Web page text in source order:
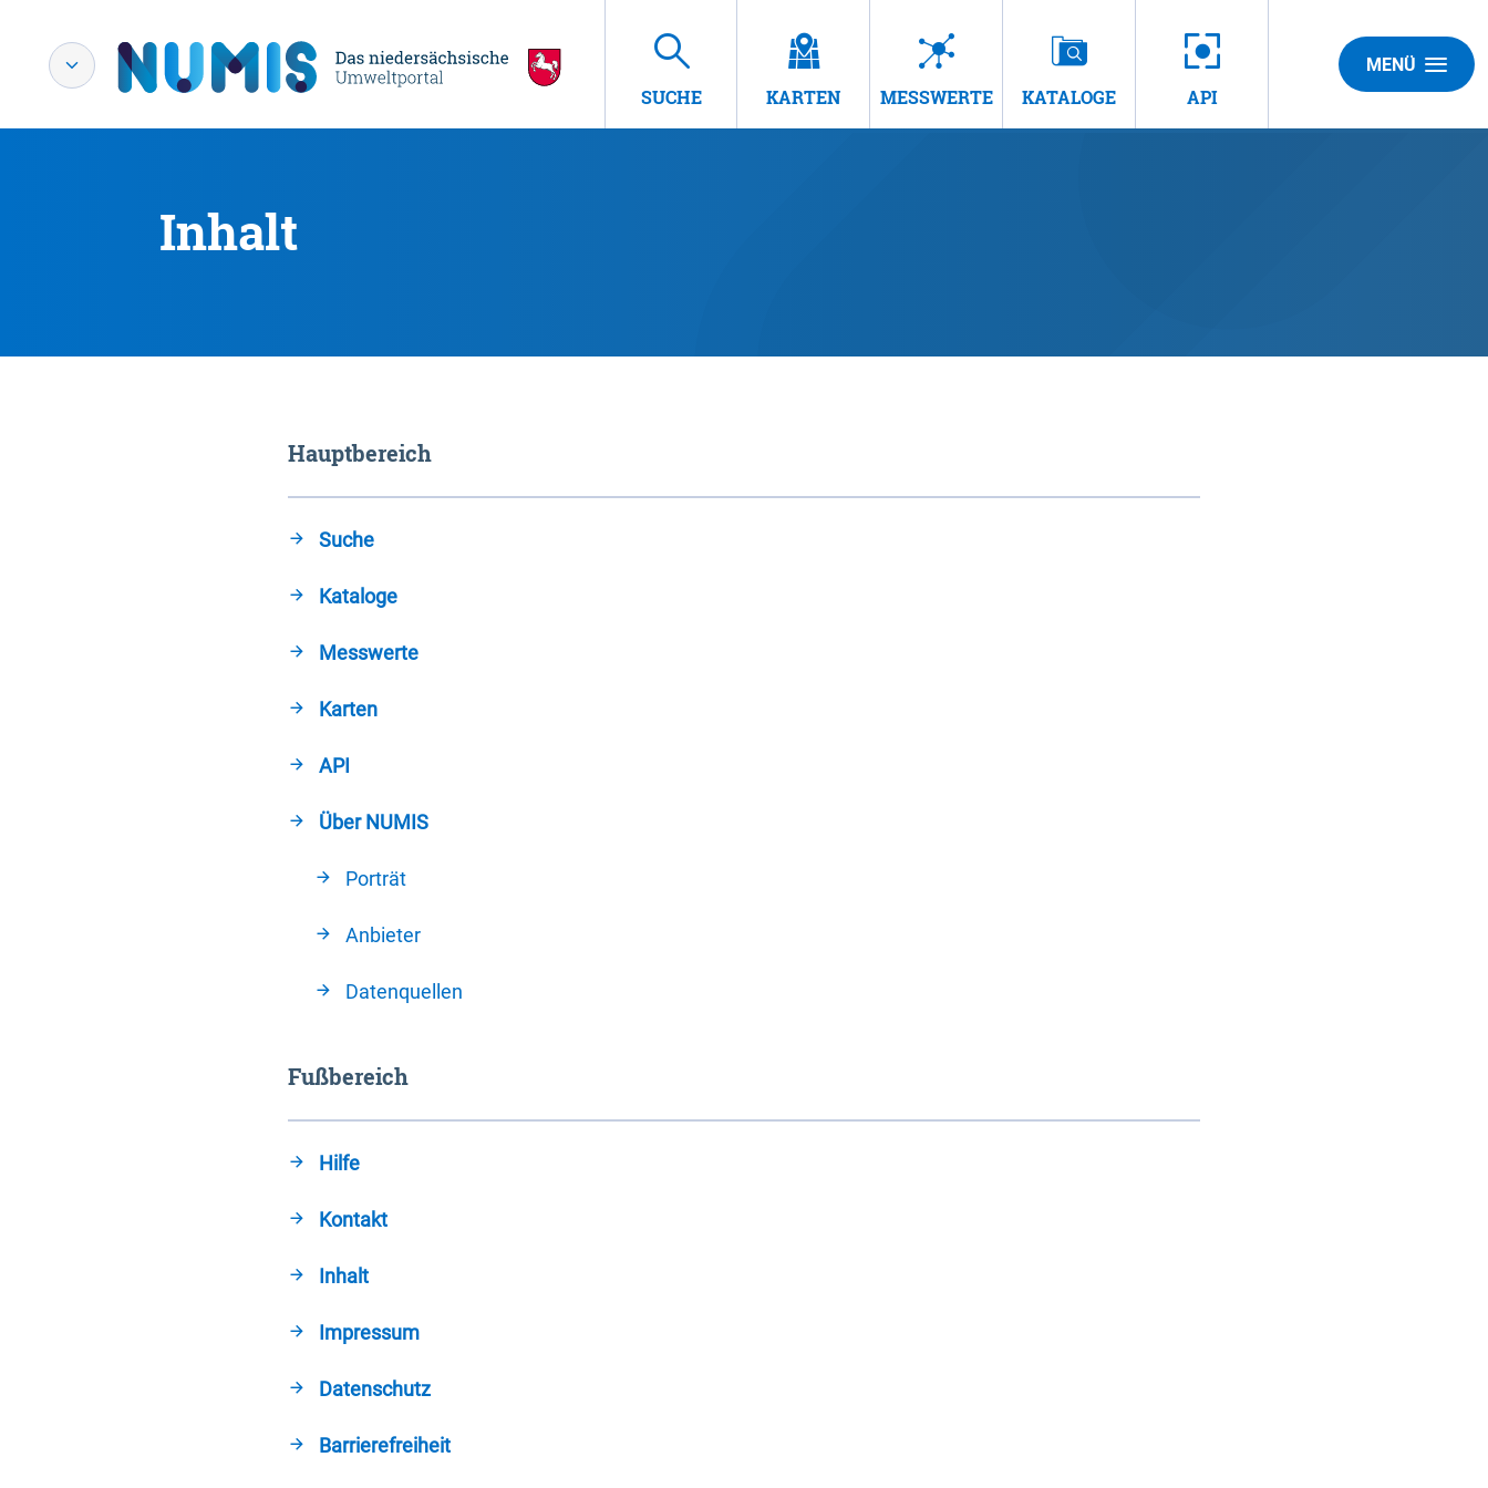
SUCHE KARTEN MESSWERTE KATALOGE API
MENÜ
Inhalt
Hauptbereich
Suche
Kataloge
Messwerte
Karten
API
Über NUMIS
Porträt
Anbieter
Datenquellen
Fußbereich
Hilfe
Kontakt
Inhalt
Impressum
Datenschutz
Barrierefreiheit